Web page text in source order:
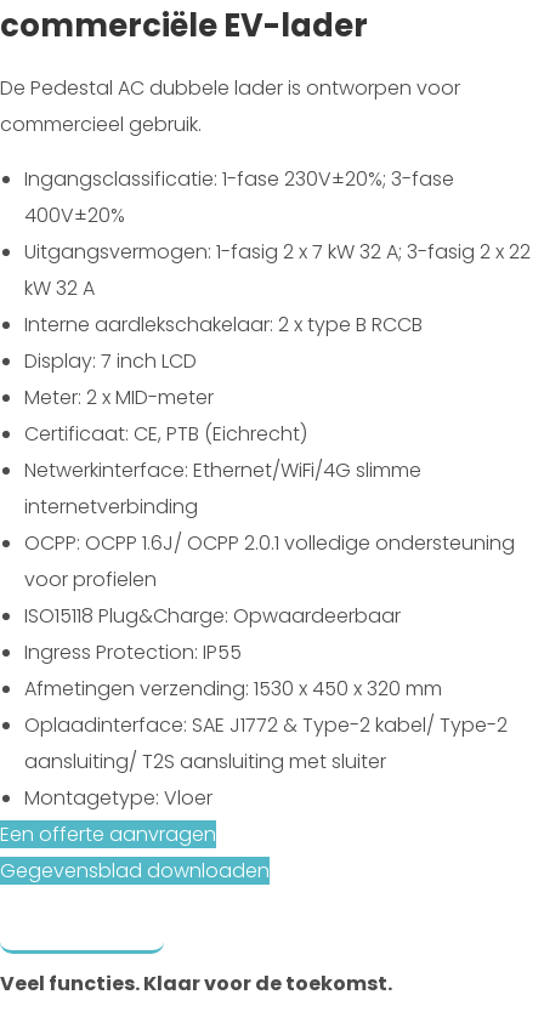
commerciële EV-lader
De Pedestal AC dubbele lader is ontworpen voor
commercieel gebruik.
Ingangsclassificatie: 1-fase 230V±20%; 3-fase
400V±20%
Uitgangsvermogen: 1-fasig 2 x 7 kW 32 A; 3-fasig 2 x 22
kW 32 A
Interne aardlekschakelaar: 2 x type B RCCB
Display: 7 inch LCD
Meter: 2 x MID-meter
Certificaat: CE, PTB (Eichrecht)
Netwerkinterface: Ethernet/WiFi/4G slimme
internetverbinding
OCPP: OCPP 1.6J/ OCPP 2.0.1 volledige ondersteuning
voor profielen
ISO15118 Plug&Charge: Opwaardeerbaar
Ingress Protection: IP55
Afmetingen verzending: 1530 x 450 x 320 mm
Oplaadinterface: SAE J1772 & Type-2 kabel/ Type-2
aansluiting/ T2S aansluiting met sluiter
Montagetype: Vloer
Een offerte aanvragen
Gegevensblad downloaden
Veel functies. Klaar voor de toekomst.